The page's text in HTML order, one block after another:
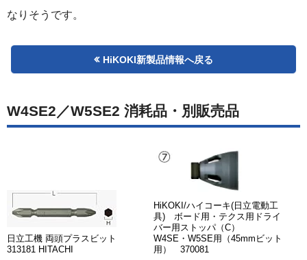
なりそうです。
HiKOKI新製品情報へ戻る
W4SE2／W5SE2 消耗品・別販売品
日立工機 両頭プラスビット
313181 HITACHI
HiKOKI/ハイコーキ(日立電動工
具) ボード用・テクス用ドライ
バー用ストッパ（C）
W4SE・W5SE用（45mmビット
用） 370081